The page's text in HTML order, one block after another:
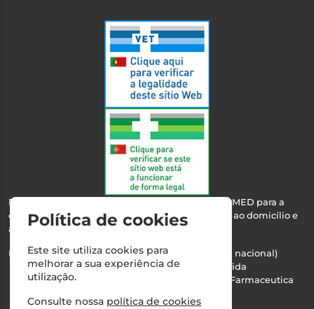
Esta farmácia encontra-se autorizada pelo INFARMED para a
dispensa de medicamentos e produtos de saúde ao domicílio e
através da internet.
Nº Infarmed: 21 798 7100 (chamada para rede fixa nacional)
Direção Técnica:Maria Teresa Almeida
NIPC:510103669 | Teresa Almeida - Sociedade Farmaceutica
Alvará nº:2994
Política de cookies
Este site utiliza cookies para
melhorar a sua experiência de
utilização.
Consulte nossa política de cookies